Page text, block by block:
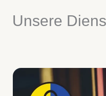
Unsere